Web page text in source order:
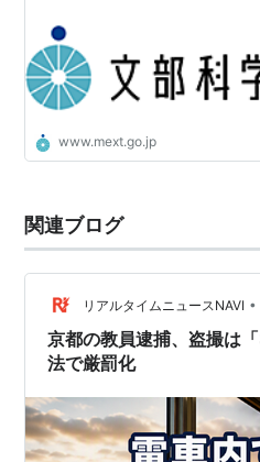
www.mext.go.jp
関連ブログ
リアルタイムニュースNAVI •
京都の教員逮捕、盗撮は
法で厳罰化